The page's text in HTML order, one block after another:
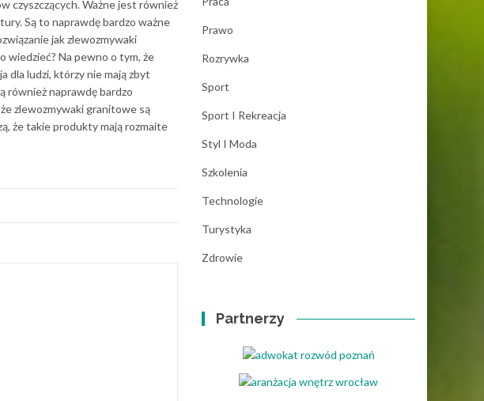
czyszczących. Ważne jest również
Są to naprawdę bardzo ważne
jak zlewozmywaki
wiedzieć? Na pewno o tym, że
dla ludzi, którzy nie mają zbyt
również naprawdę bardzo
zlewozmywaki granitowe są
że takie produkty mają rozmaite
Prawo
Rozrywka
Sport
Sport I Rekreacja
Styl I Moda
Szkolenia
Technologie
Turystyka
Zdrowie
Partnerzy